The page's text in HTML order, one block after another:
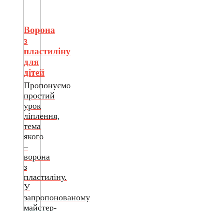
Ворона
з
пластиліну
для
дітей
Пропонуємо
простий
урок
ліплення,
тема
якого
–
ворона
з
пластиліну.
У
запропонованому
майстер-